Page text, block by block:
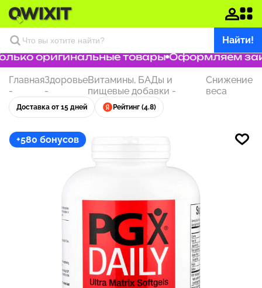
Найти!
оригинальные товары Оформляем
Главная
-
Здоровье
-
Витамины, БАДы и
пищевые добавки -
Снижение
веса
Доставка от 15 дней Рейтинг (4.8)
+580 бонусов